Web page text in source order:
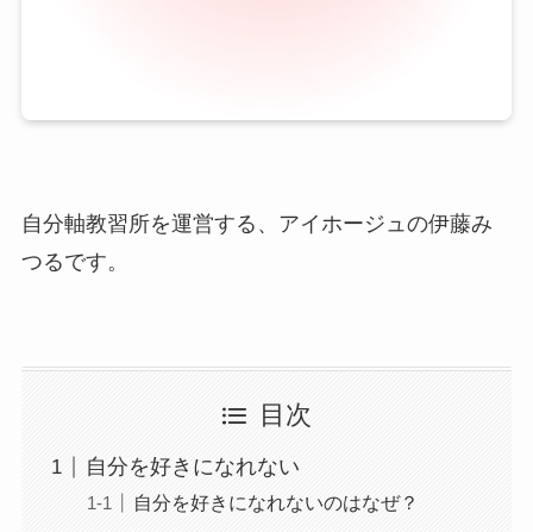
自分軸教習所を運営する、アイホージュの伊藤み
つるです。
目次
自分を好きになれない
自分を好きになれないのはなぜ？